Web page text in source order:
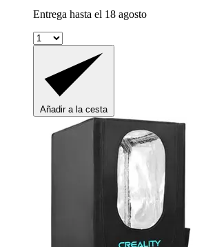
Entrega hasta el 18 agosto
Añadir a la cesta